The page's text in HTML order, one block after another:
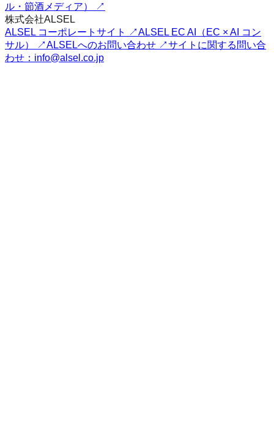
ル・節酒メディア） ↗
株式会社ALSEL
ALSEL コーポレートサイト ↗ALSEL EC AI（EC × AI コン
サル） ↗ALSELへのお問い合わせ ↗サイトに関する問い合
わせ：info@alsel.co.jp